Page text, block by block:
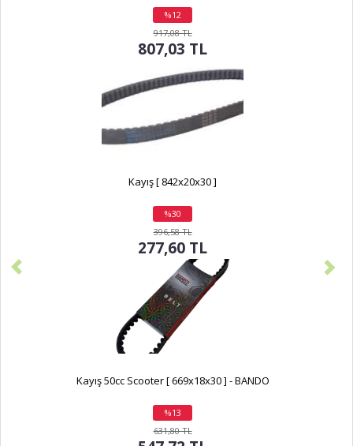
%12
indirim
917,08 TL
807,03 TL
Kayış [ 842x20x30 ]
%30
indirim
396,58 TL
277,60 TL
Kayış 50cc Scooter [ 669x18x30 ] - BANDO
%13
indirim
631,80 TL